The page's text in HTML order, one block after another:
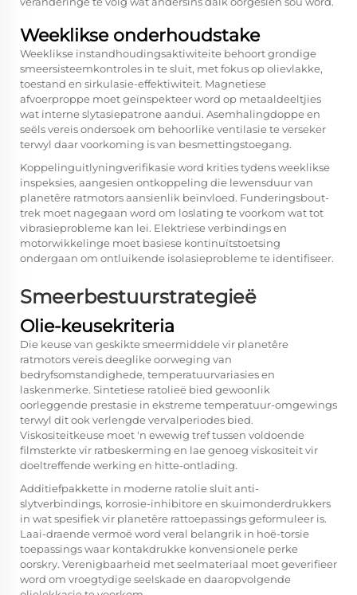
Weeklikse onderhoudstake
Weeklikse instandhoudingsaktiwiteite behoort grondige
smeersisteemkontroles in te sluit, met fokus op olievlakke,
toestand en sirkulasie-effektiwiteit. Magnetiese
afvoerproppe moet geïnspekteer word op metaaldeeltjies
wat interne slytasiepatrone aandui. Asemhalingdoppe en
seëls vereis ondersoek om behoorlike ventilasie te verseker
terwyl daar voorkoming is van besmettingstoegang.
Koppelinguitlyningverifikasie word krities tydens weeklikse
inspeksies, aangesien ontkoppeling die lewensduur van
planetêre ratmotors aansienlik beïnvloed. Funderingsbout-
trek moet nagegaan word om loslating te voorkom wat tot
vibrasieprobleme kan lei. Elektriese verbindings en
motorwikkelinge moet basiese kontinuïtstoetsing
ondergaan om ontluikende isolasieprobleme te identifiseer.
Smeerbestuurstrategieë
Olie-keusekriteria
Die keuse van geskikte smeermiddele vir planetêre
ratmotors vereis deeglike oorweging van
bedryfsomstandighede, temperatuurvariasies en
laskenmerke. Sintetiese ratolieë bied gewoonlik
oorleggende prestasie in ekstreme temperatuur-omgewings
terwyl dit ook verlengde vervalperiodes bied.
Viskositeitkeuse moet 'n ewewig tref tussen voldoende
filmsterkte vir ratbeskerming en lae genoeg viskositeit vir
doeltreffende werking en hitte-ontlading.
Additiefpakkette in moderne ratolie sluit anti-
slytverbindings, korrosie-inhibitore en skuimonderdrukkers
in wat spesifiek vir planetêre rattoepassings geformuleer is.
Laai-draende vermoë word veral belangrik in hoë-torsie
toepassings waar kontakdrukke konvensionele perke
oorskry. Verenigbaarheid met seelmateriaal moet geverifieer
word om vroegtydige seelskade en daaropvolgende